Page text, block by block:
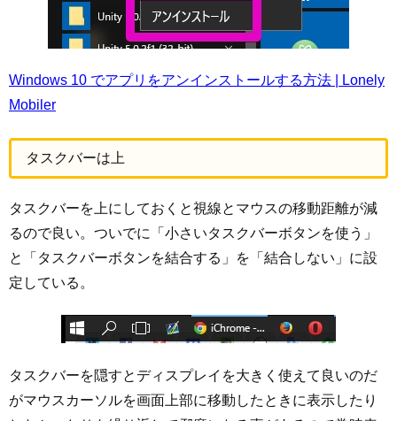
Windows 10 でアプリをアンインストールする方法 | Lonely
Mobiler
タスクバーは上
タスクバーを上にしておくと視線とマウスの移動距離が減
るので良い。ついでに「小さいタスクバーボタンを使う」
と「タスクバーボタンを結合する」を「結合しない」に設
定している。
タスクバーを隠すとディスプレイを大きく使えて良いのだ
がマウスカーソルを画面上部に移動したときに表示したり